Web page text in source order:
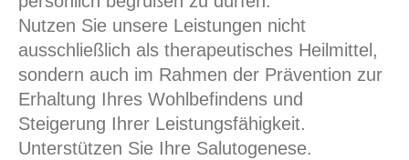
Nutzen Sie unsere Leistungen nicht
ausschließlich als therapeutisches Heilmittel,
sondern auch im Rahmen der Prävention zur
Erhaltung Ihres Wohlbefindens und
Steigerung Ihrer Leistungsfähigkeit.
Unterstützen Sie Ihre Salutogenese.